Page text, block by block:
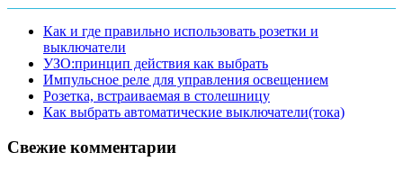
Как и где правильно использовать розетки и
выключатели
УЗО:принцип действия как выбрать
Импульсное реле для управления освещением
Розетка, встраиваемая в столешницу
Как выбрать автоматические выключатели(тока)
Свежие комментарии